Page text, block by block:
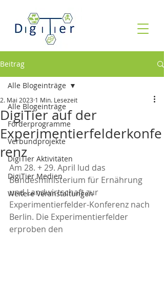
Beitrag
Alle Blogeinträge
Förderprogramme
Verbundprojekte
DigiTier Aktivitäten
DigiTier Medien
Weitere Veranstaltungen
Alle Blogeinträge
DigiTier auf der
Experimentierfelderkonfe
renz
2. Mai 2023 1 Min. Lesezeit
Am 28. + 29. April lud das
Bundesministerium für Ernährung
und Landwirtschaft zur
Experimentierfelder-Konferenz nach
Berlin. Die Experimentierfelder
erproben den